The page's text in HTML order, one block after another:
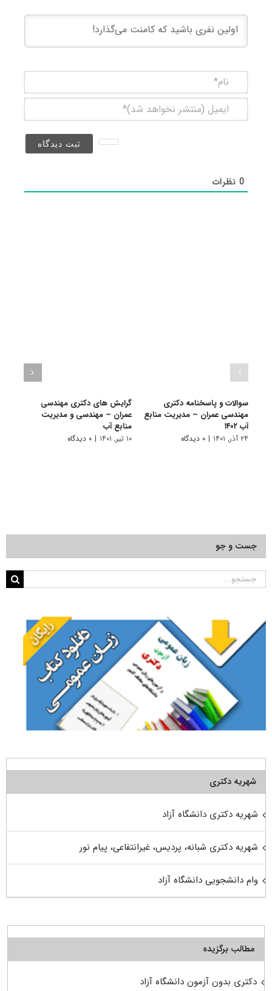
(منتشر
0نظرات
سوالات و پاسخنامه دکتری
مهندسی عمران – مدیریت منابع
آب ۱۴۰۲
۲۴ آذر, ۱۴۰۱ | ۰ دیدگاه
گرایش های دکتری ﻣﻬﻨﺪسی
ﻋﻤﺮان – مهندسی و مدیریت
ﻣﻨﺎﺑﻊ آب
۱۰ تیر, ۱۴۰۱ | ۰ دیدگاه
جست و جو
جستجو
شهریه دکتری
شهریه دکتری دانشگاه آزاد
شهریه دکتری شبانه، پردیس، غیرانتفاعی، پیام نور
وام دانشجویی دانشگاه آزاد
مطالب برگزیده
دکتری بدون آزمون دانشگاه آزاد